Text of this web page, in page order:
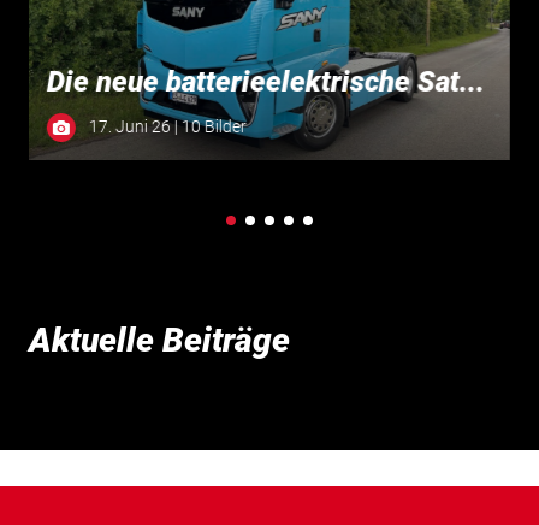
Die neue batterieelektrische Sat...
17. Juni 26 | 10 Bilder
Aktuelle Beiträge